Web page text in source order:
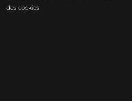
des cookies